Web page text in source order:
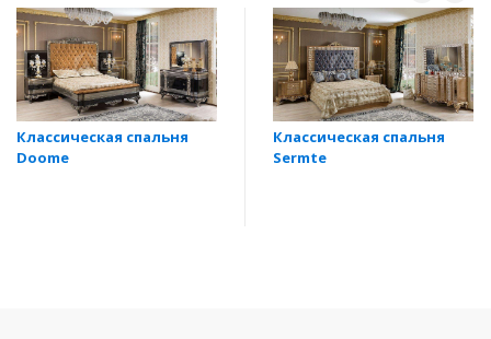
Классическая спальня
Doome
Классическая спальня
Sermte